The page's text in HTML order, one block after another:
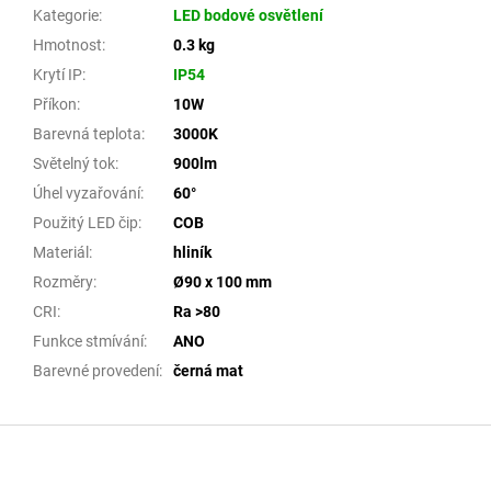
Kategorie:
LED bodové osvětlení
Hmotnost:
0.3 kg
Krytí IP:
IP54
Příkon:
10W
Barevná teplota:
3000K
Světelný tok:
900lm
Úhel vyzařování:
60°
Použitý LED čip:
COB
Materiál :
hliník
Rozměry:
Ø90 x 100 mm
CRI:
Ra >80
Funkce stmívání:
ANO
Barevné provedení: černá mat